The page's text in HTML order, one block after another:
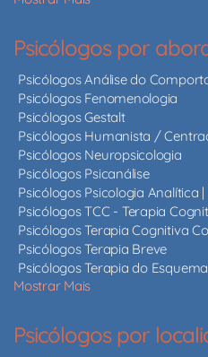
Psicólogos por
Psicólogos Análise do
Psicólogos Fenomenologia
Psicólogos Gestalt
Psicólogos Humanista /
Psicólogos Neuropsicologia
Psicólogos Psicanálise
Psicólogos Psicologia Analítica
Psicólogos TCC - Terapia
Psicólogos Terapia Cognitiva
Psicólogos Terapia Breve
Psicólogos Terapia do Esquema
Mostrar Mais
Psicólogos por